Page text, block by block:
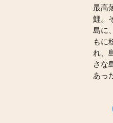
最高
鯉。
島に
もに
れ、
さな
あっ